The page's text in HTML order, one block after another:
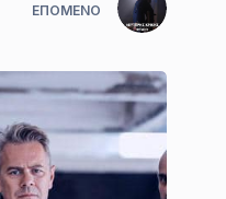
ΕΠΌΜΕΝΟ